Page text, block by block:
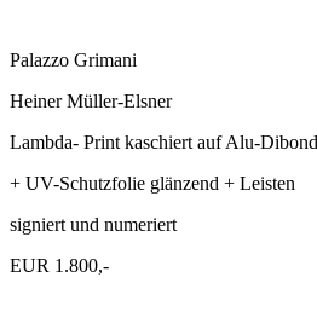
Palazzo Grimani
Heiner Müller-Elsner
Lambda- Print kaschiert auf Alu-
+ UV-Schutzfolie glänzend + Leisten
signiert und numeriert
EUR 1.800,-